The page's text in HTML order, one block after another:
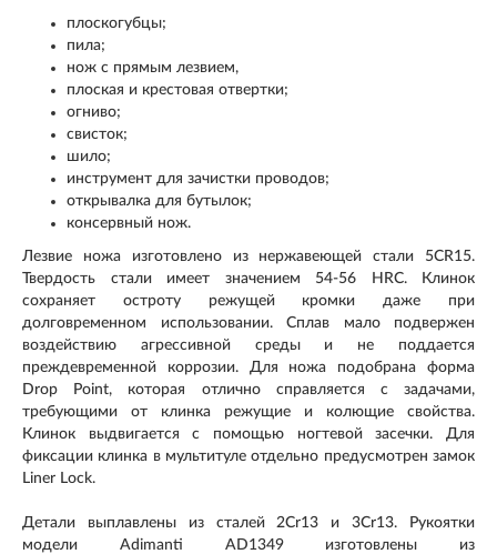
плоскогубцы;
пила;
нож с прямым лезвием,
плоская и крестовая отвертки;
огниво;
свисток;
шило;
инструмент для зачистки проводов;
открывалка для бутылок;
консервный нож.
Лезвие ножа изготовлено из нержавеющей стали 5CR15.
Твердость стали имеет значением 54-56 HRC. Клинок
сохраняет остроту режущей кромки даже при
долговременном использовании. Сплав мало подвержен
воздействию агрессивной среды и не поддается
преждевременной коррозии. Для ножа подобрана форма
Drop Point, которая отлично справляется с задачами,
требующими от клинка режущие и колющие свойства.
Клинок выдвигается с помощью ногтевой засечки. Для
фиксации клинка в мультитуле отдельно предусмотрен замок
Liner Lock.
Детали выплавлены из сталей 2Cr13 и 3Cr13. Рукоятки
модели Adimanti AD1349 изготовлены из